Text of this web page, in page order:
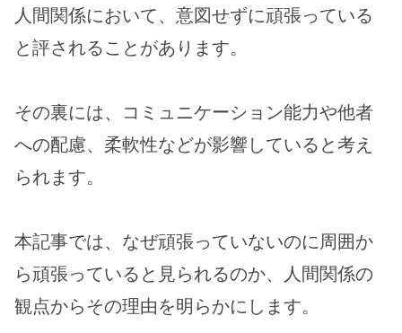
人間関係において、意図せずに頑張っている
と評されることがあります。
その裏には、コミュニケーション能力や他者
への配慮、柔軟性などが影響していると考え
られます。
本記事では、なぜ頑張っていないのに周囲か
ら頑張っていると見られるのか、人間関係の
観点からその理由を明らかにします。